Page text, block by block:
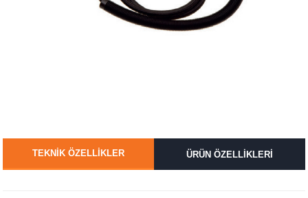
TEKNİK ÖZELLİKLER ÜRÜN ÖZELLİKLERİ